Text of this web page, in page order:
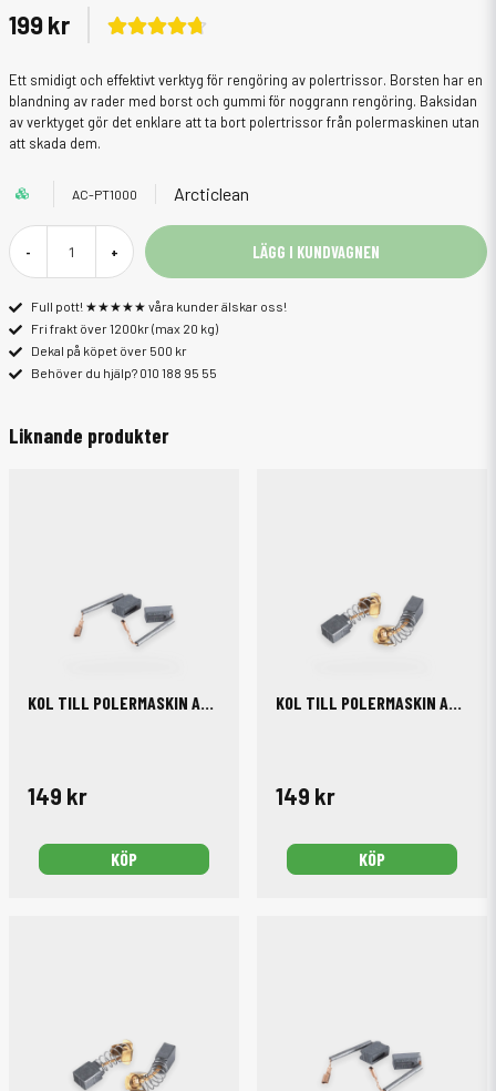
199 kr
Ett smidigt och effektivt verktyg för rengöring av polertrissor. Borsten har en
blandning av rader med borst och gummi för noggrann rengöring. Baksidan
av verktyget gör det enklare att ta bort polertrissor från polermaskinen utan
att skada dem.
AC-PT1000 Arcticlean
- + LÄGG I KUNDVAGNEN
Full pott! ★★★★★ våra kunder älskar oss!
Fri frakt över 1200kr (max 20 kg)
Dekal på köpet över 500 kr
Behöver du hjälp? 010 188 95 55
Liknande produkter
KOL TILL POLERMASKIN AC/DA12-75 2-PACK
149 kr
KÖP
KOL TILL POLERMASKIN AC/DA15-125 2-PACK
149 kr
KÖP